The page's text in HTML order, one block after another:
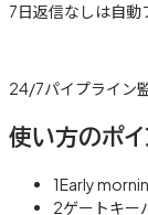
7日返信なしは自動
24/7パイプライン
使い方のポイ
1Early
2ゲートキー